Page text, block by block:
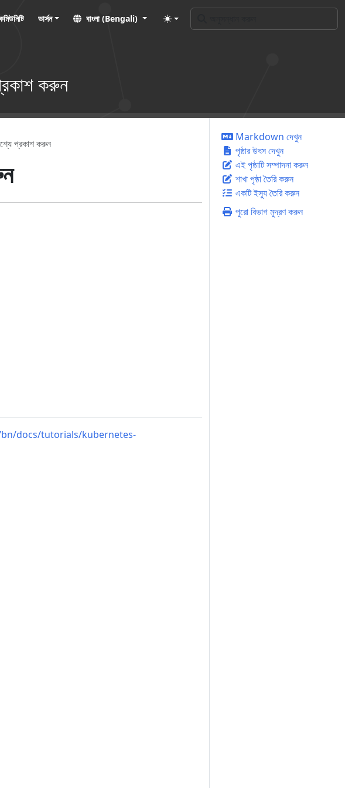
ভার্সন বাংলা (Bengali)
করুন
Markdown দেখুন
পৃষ্ঠার উৎস দেখুন
এই পৃষ্ঠাটি সম্পাদনা করুন
শাখা পৃষ্ঠা তৈরি করুন
একটি ইস্যু তৈরি করুন
পুরো বিভাগ মুদ্রণ করুন
প্রকাশ করুন
docs/tutorials/kubernetes-